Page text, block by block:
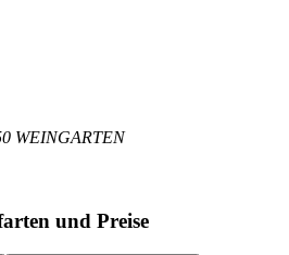
WEINGARTEN
und Preise